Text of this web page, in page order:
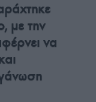
με την
να